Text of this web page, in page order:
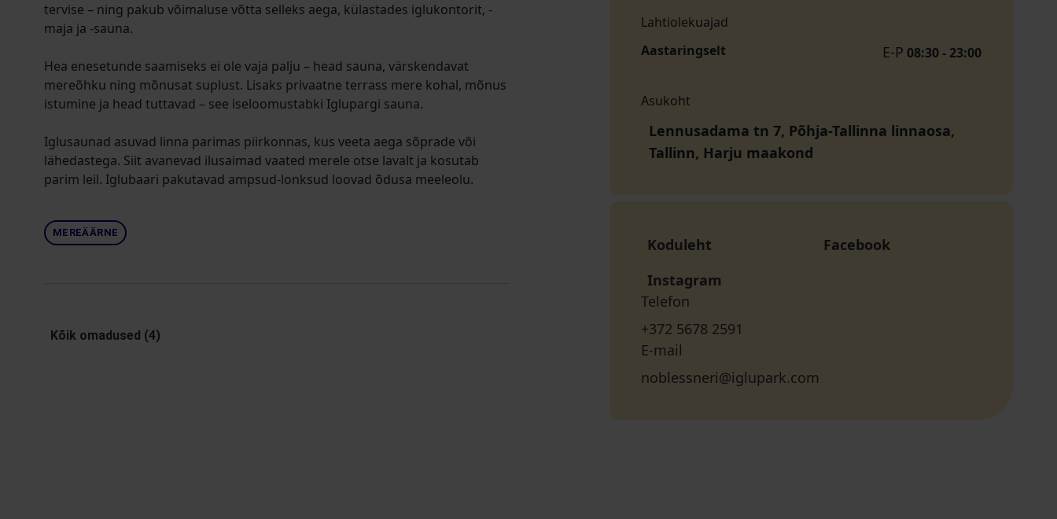
tervise – ning pakub võimaluse võtta selleks aega, külastades iglukontorit, -
maja ja -sauna.
Hea enesetunde saamiseks ei ole vaja palju – head sauna, värskendavat
mereõhku ning mõnusat suplust. Lisaks privaatne terrass mere kohal, mõnus
istumine ja head tuttavad – see iseloomustabki Iglupargi sauna.
Iglusaunad asuvad linna parimas piirkonnas, kus veeta aega sõprade või
lähedastega. Siit avanevad ilusaimad vaated merele otse lavalt ja kosutab
parim leil. Iglubaari pakutavad ampsud-lonksud loovad õdusa meeleolu.
MEREÄÄRNE
Kõik omadused (4)
Lahtiolekuajad
Aastaringselt
E-P 08:30 - 23:00
Asukoht
Lennusadama tn 7, Põhja-Tallinna linnaosa,
Tallinn, Harju maakond
Koduleht
Facebook
Instagram
Telefon
+372 5678 2591
E-mail
noblessneri@iglupark.com